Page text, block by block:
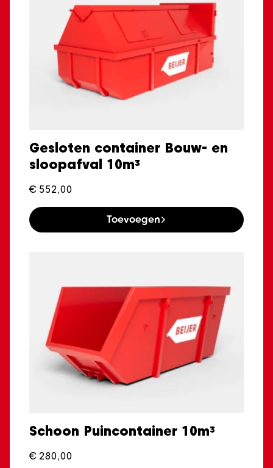
Gesloten container Bouw- en
sloopafval 10m³
€ 552,00
Toevoegen
Schoon Puincontainer 10m³
€ 280,00